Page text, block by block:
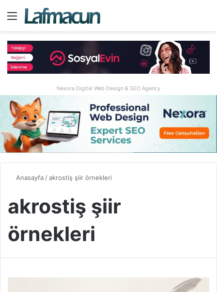
Menü
Nexora Digital Web Design & SEO Agency
Anasayfa/akrostiş şiir örnekleri
akrostiş şiir
örnekleri